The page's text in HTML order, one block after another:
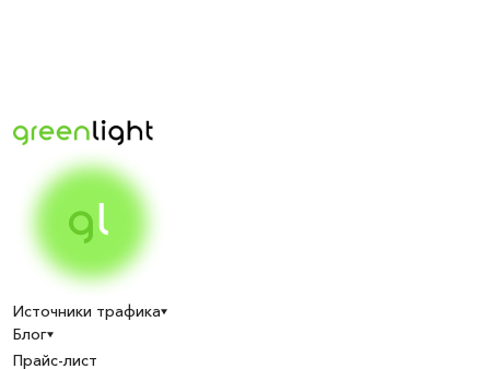
Источники трафика
Блог
Прайс-лист